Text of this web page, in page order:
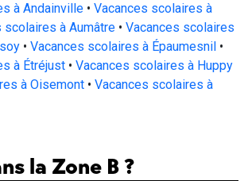
à Andainville • Vacances scolaires à
scolaires à Aumâtre • Vacances scolaires
• Vacances scolaires à Épaumesnil •
à Étréjust • Vacances scolaires à Huppy
à Oisemont • Vacances scolaires à
la Zone B ?